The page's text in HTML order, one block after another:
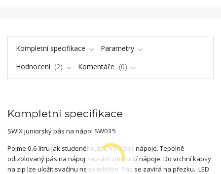
Kompletní specifikace
Parametry
Hodnocení
2 Komentáře 0
Kompletní specifikace
SWIX juniorský pás na nápoj SW035
Pojme 0.6 litru jak studeného, tak horkého nápoje. Tepelně
odizolovaný pás na nápoj zabrání zmrznutí nápoje. Do vrchní kapsy
na zip lze uložit svačinu nebo telefon. Pás se zavírá na přezku. LED